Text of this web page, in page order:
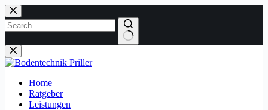
Zum
Inhalt
springen
Keine
Ergebnisse
Home
Ratgeber
Leistungen